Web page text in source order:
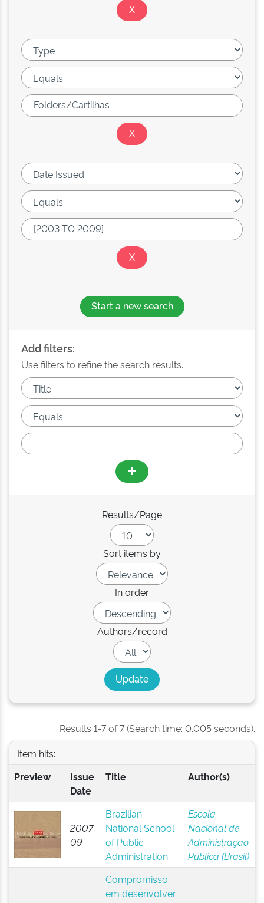
Start a new search
Add filters:
Use filters to refine the search results.
Results/Page
Sort items by
In order
Authors/record
Results 1-7 of 7 (Search time: 0.005 seconds).
Item hits:
Preview
Issue
Date
Title Author(s)
2007-
09
Brazilian
National School
of Public
Administration
Escola
Nacional de
Administração
Pública (Brasil)
Compromisso
em desenvolver